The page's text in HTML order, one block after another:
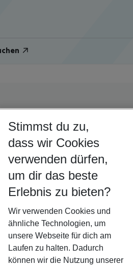
Stimmst du zu,
dass wir Cookies
verwenden dürfen,
um dir das beste
Erlebnis zu bieten?
Wir verwenden Cookies und
ähnliche Technologien, um
unsere Webseite für dich am
Laufen zu halten. Dadurch
können wir die Nutzung unserer